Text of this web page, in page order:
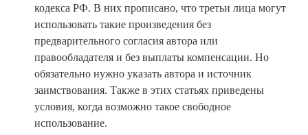
кодекса РФ. В них прописано, что третьи лица могут
использовать такие произведения без
предварительного согласия автора или
правообладателя и без выплаты компенсации. Но
обязательно нужно указать автора и источник
заимствования. Также в этих статьях приведены
условия, когда возможно такое свободное
использование.